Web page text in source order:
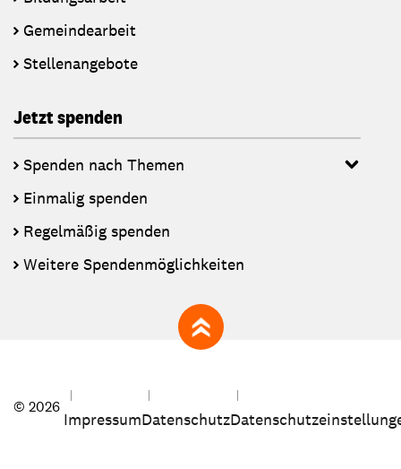
Gemeindearbeit
Stellenangebote
Jetzt spenden
Spenden nach Themen
Einmalig spenden
Regelmäßig spenden
Weitere Spendenmöglichkeiten
zum Seitenanfang
© 2026
ImpressumDatenschutz